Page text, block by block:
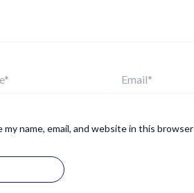
my name, email, and website in this